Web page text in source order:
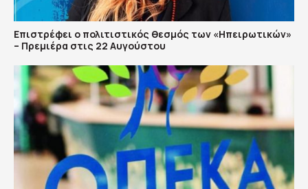
Επιστρέφει ο πολιτιστικός θεσμός των «Ηπειρωτικών»
– Πρεμιέρα στις 22 Αυγούστου